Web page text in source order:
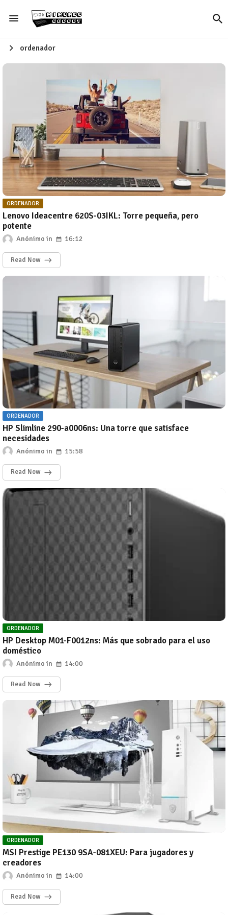
ordenador
ORDENADOR
Lenovo Ideacentre 620S-03IKL: Torre pequeña, pero
potente
Anónimo 16:12
Read Now
ORDENADOR
HP Slimline 290-a0006ns: Una torre que satisface
necesidades
Anónimo 15:58
Read Now
ORDENADOR
HP Desktop M01-F0012ns: Más que sobrado para el uso
doméstico
Anónimo 14:00
Read Now
ORDENADOR
MSI Prestige PE130 9SA-081XEU: Para jugadores y
creadores
Anónimo 14:00
Read Now